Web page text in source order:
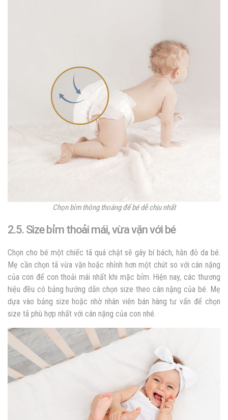
Chọn bỉm thông thoáng để bé dễ chịu nhất
2.5. Size bỉm thoải mái, vừa vặn với bé
Chọn cho bé một chiếc tã quá chật sẽ gây bí bách, hằn đỏ da bé.
Mẹ cần chọn tã vừa vặn hoặc nhỉnh hơn một chút so với cân nặng
của con để con thoải mái nhất khi mặc bỉm. Hiện nay, các thương
hiệu đều có bảng hướng dẫn chọn size theo cân nặng của bé. Mẹ
dựa vào bảng size hoặc nhờ nhân viên bán hàng tư vấn để chọn
size tã phù hợp nhất với cân nặng của con nhé.